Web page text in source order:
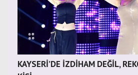
KAYSERİ’DE İZDİHAM DEĞİL,